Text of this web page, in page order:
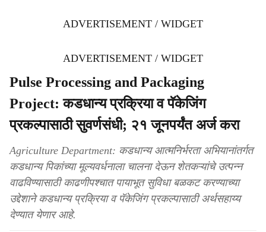
ADVERTISEMENT / WIDGET
ADVERTISEMENT / WIDGET
Pulse Processing and Packaging
Project: कडधान्य प्रक्रिया व पॅकेजिंग
प्रकल्पासाठी सुवर्णसंधी; २१ जूनपर्यंत अर्ज करा
Agriculture Department: कडधान्य आत्मनिर्भरता अभियानांतर्गत
कडधान्य पिकांच्या मूल्यवर्धनाला चालना देऊन शेतकऱ्यांचे उत्पन्न
वाढविण्यासाठी काढणीपश्चात पायाभूत सुविधा बळकट करण्याच्या
उद्देशाने कडधान्य प्रक्रिया व पॅकेजिंग प्रकल्पासाठी अर्थसहाय्य
देण्यात येणार आहे.